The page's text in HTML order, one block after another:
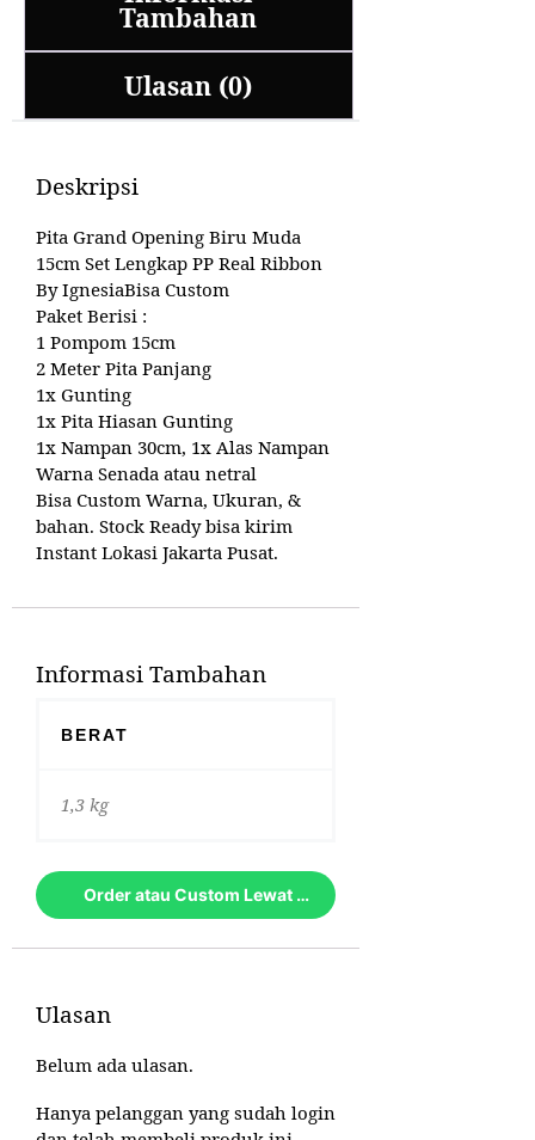
Tambahan
Ulasan (0)
Deskripsi
Pita Grand Opening Biru Muda
15cm Set Lengkap PP Real Ribbon
By IgnesiaBisa Custom
Paket Berisi :
1 Pompom 15cm
2 Meter Pita Panjang
1x Gunting
1x Pita Hiasan Gunting
1x Nampan 30cm, 1x Alas Nampan
Warna Senada atau netral
Bisa Custom Warna, Ukuran, &
bahan. Stock Ready bisa kirim
Instant Lokasi Jakarta Pusat.
Informasi Tambahan
BERAT
1,3 kg
Order atau Custom Lewat Whatsapp
Ulasan
Belum ada ulasan.
Hanya pelanggan yang sudah login